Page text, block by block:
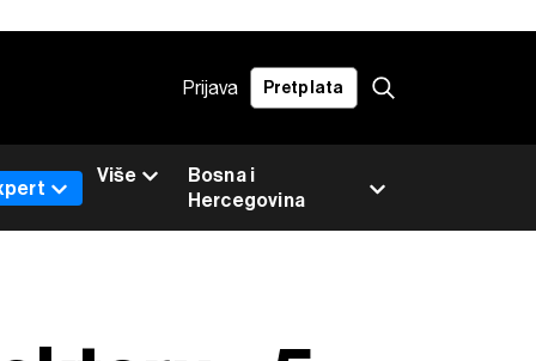
Prijava Pretplata
Bosna i
Hercegovina
Više